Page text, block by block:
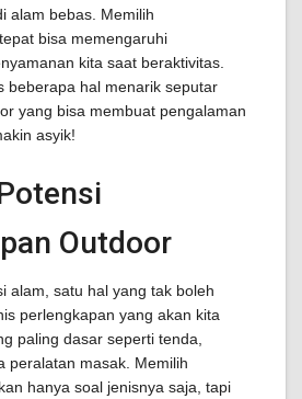
alam bebas. Memilih
bisa memengaruhi
kita saat beraktivitas.
beberapa hal menarik seputar
yang bisa membuat pengalaman
asyik!
Outdoor
alam, satu hal yang tak boleh
perlengkapan yang akan kita
paling dasar seperti tenda,
peralatan masak. Memilih
hanya soal jenisnya saja, tapi